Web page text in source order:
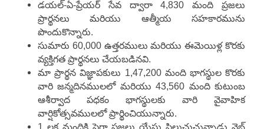
డయల్-ఏ-ప్రేయర్ సేవ ద్వారా 4,830 మంది ప్రజలు
ప్రార్థనలు మరియు ఆత్మీయ సహకారమును
పొందుకొన్నారు.
సుమారు 60,000 ఉత్తరములు మరియు ఈమెయిళ్ల కొరకు
వ్యక్తిగత ప్రార్థనలు చేయబడినవి.
మా ప్రార్థన విజ్ఞాపకులు 1,47,200 మంది భాగస్థుల కొరకు
వారి జన్మదినములలో మరియు 43,560 మంది కుటుంబ
ఆశీర్వాద పధకం భాగస్థులకు వారి వైవాహిక
వార్షికోత్సవములలో ప్రార్థించియున్నారు.
1 లక్ష మందికి పైగా ప్రజలు యేసు పిలుచుచున్నాడు వెబ్